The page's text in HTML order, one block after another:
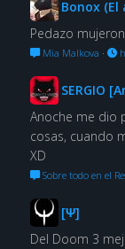
Bonox
Pedazo
Mia Malkova ·
SERGIO
Anoche me dio
cosas, cuando
XD
Sobre todo en el
[Ψ]
Del Doom 3